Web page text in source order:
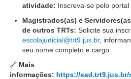
Produtividade dos
Regimento Interno
Regulamento Geral
Resolução do Plantão
Revistas
atividade: Inscreva-se pelo portal
Magistrados(as) e
de outros TRTs: Solicite sua
escolajudicial@trt9.jus.br,
seu nome completo e cargo.
🔗 Mais
informações: https://